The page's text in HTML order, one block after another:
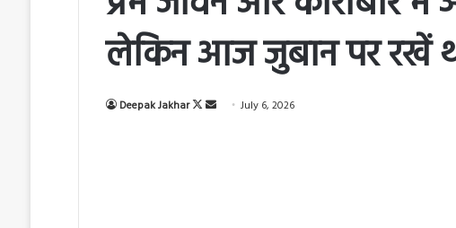
लेकिन आज जुबान पर रखें
Deepak Jakhar
F S
July 6, 2026